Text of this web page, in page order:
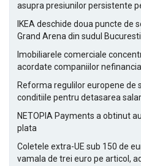
asupra presiunilor persistente
IKEA deschide doua puncte de
Grand Arena din sudul
Imobiliarele comerciale
acordate companiilor
Reforma regulilor europene de
conditiile pentru detasarea
NETOPIA Payments a obtinut
plata
Coletele extra-UE sub 150 de
vamala de trei euro pe articol,